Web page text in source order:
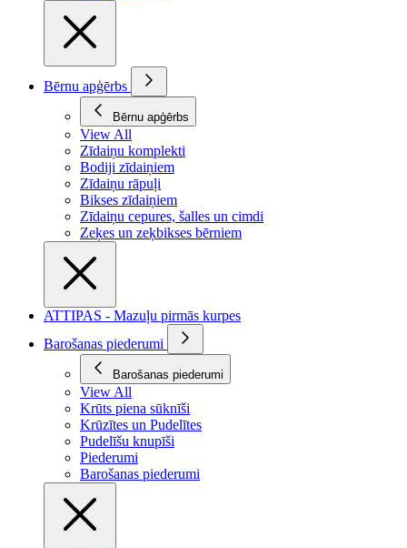
Bērnu apģērbs
Bērnu apģērbs
View All
Zīdaiņu komplekti
Bodiji zīdaiņiem
Zīdaiņu rāpuļi
Bikses zīdaiņiem
Zīdaiņu cepures, šalles un cimdi
Zeķes un zeķbikses bērniem
ATTIPAS - Mazuļu pirmās kurpes
Barošanas piederumi
Barošanas piederumi
View All
Krūts piena sūknīši
Krūzītes un Pudelītes
Pudelīšu knupīši
Piederumi
Barošanas piederumi